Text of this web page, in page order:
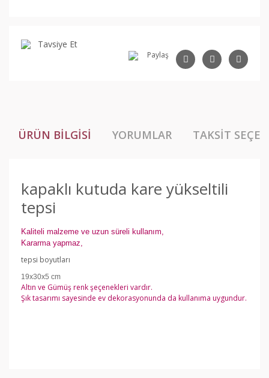
Tavsiye Et
Paylaş
ÜRÜN BILGISI YORUMLAR TAKSIT
kapaklı kutuda kare yükseltili
tepsi
Kaliteli malzeme ve uzun süreli kullanım,
Kararma yapmaz,
tepsi boyutları
19x30x5 cm
Altın ve Gümüş renk şeçenekleri vardır.
Şık tasarımı sayesinde ev dekorasyonunda da kullanıma uygundur.